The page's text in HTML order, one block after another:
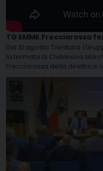
TG EMME.Frecciarossa
Dal 31 agosto Trenitalia
la fermata di Civitanova
Frecciarossa della direttrice